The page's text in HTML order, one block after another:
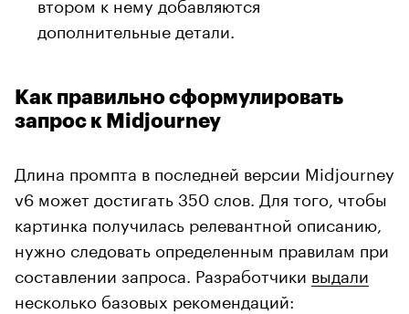
дополнительные детали.
Как правильно сформулировать
запрос к Midjourney
Длина промпта в последней версии Midjourney
v6 может достигать 350 слов. Для того, чтобы
картинка получилась релевантной описанию,
нужно следовать определенным правилам при
составлении запроса. Разработчики выдали
несколько базовых рекомендаций: